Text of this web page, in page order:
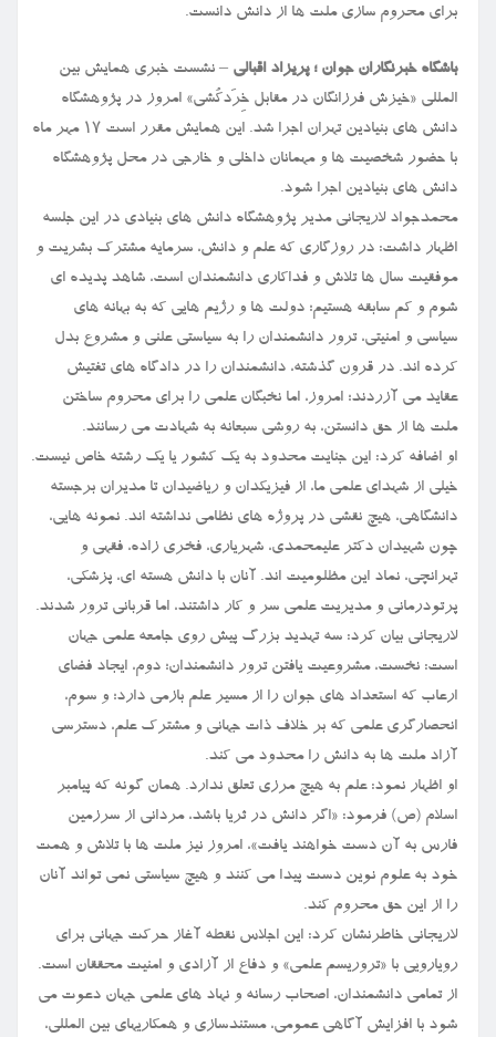
برای محروم سازی ملت ها از دانش دانست.
باشگاه خبرنگاران جوان ؛ پریزاد اقبالی – نشست خبری همایش بین
المللی «خیزش فرزانگان در مقابل خِرَدکُشی» امروز در پژوهشگاه
دانش های بنیادین تهران اجرا شد. این همایش مقرر است ۱۷ مهر ماه
با حضور شخصیت ها و مهمانان داخلی و خارجی در محل پژوهشگاه
دانش های بنیادین اجرا شود.
محمدجواد لاریجانی مدیر پژوهشگاه دانش های بنیادی در این جلسه
اظهار داشت: در روزگاری که علم و دانش، سرمایه مشترک بشریت و
موفقیت سال ها تلاش و فداکاری دانشمندان است، شاهد پدیده ای
شوم و کم سابقه هستیم؛ دولت ها و رژیم هایی که به بهانه های
سیاسی و امنیتی، ترور دانشمندان را به سیاستی علنی و مشروع بدل
کرده اند. در قرون گذشته، دانشمندان را در دادگاه های تفتیش
عقاید می آزردند؛ امروز، اما نخبگان علمی را برای محروم ساختن
ملت ها از حق دانستن، به روشی سبعانه به شهادت می رسانند.
او اضافه کرد: این جنایت محدود به یک کشور یا یک رشته خاص نیست.
خیلی از شهدای علمی ما، از فیزیکدان و ریاضیدان تا مدیران برجسته
دانشگاهی، هیچ نقشی در پروژه های نظامی نداشته اند. نمونه هایی،
چون شهیدان دکتر علیمحمدی، شهریاری، فخری زاده، فقهی و
تهرانچی، نماد این مظلومیت اند. آنان با دانش هسته ای، پزشکی،
پرتودرمانی و مدیریت علمی سر و کار داشتند، اما قربانی ترور شدند.
لاریجانی بیان کرد: سه تهدید بزرگ پیش روی جامعه علمی جهان
است: نخست، مشروعیت یافتن ترور دانشمندان؛ دوم، ایجاد فضای
ارعاب که استعداد های جوان را از مسیر علم بازمی دارد؛ و سوم،
انحصارگری علمی که بر خلاف ذات جهانی و مشترک علم، دسترسی
آزاد ملت ها به دانش را محدود می کند.
او اظهار نمود: علم به هیچ مرزی تعلق ندارد. همان گونه که پیامبر
اسلام (ص) فرمود: «اگر دانش در ثریا باشد، مردانی از سرزمین
فارس به آن دست خواهند یافت»، امروز نیز ملت ها با تلاش و همت
خود به علوم نوین دست پیدا می کنند و هیچ سیاستی نمی تواند آنان
را از این حق محروم کند.
لاریجانی خاطرنشان کرد: این اجلاس نقطه آغاز حرکت جهانی برای
رویارویی با «تروریسم علمی» و دفاع از آزادی و امنیت محققان است.
از تمامی دانشمندان، اصحاب رسانه و نهاد های علمی جهان دعوت می
شود با افزایش آگاهی عمومی، مستندسازی و همکاریهای بین المللی،